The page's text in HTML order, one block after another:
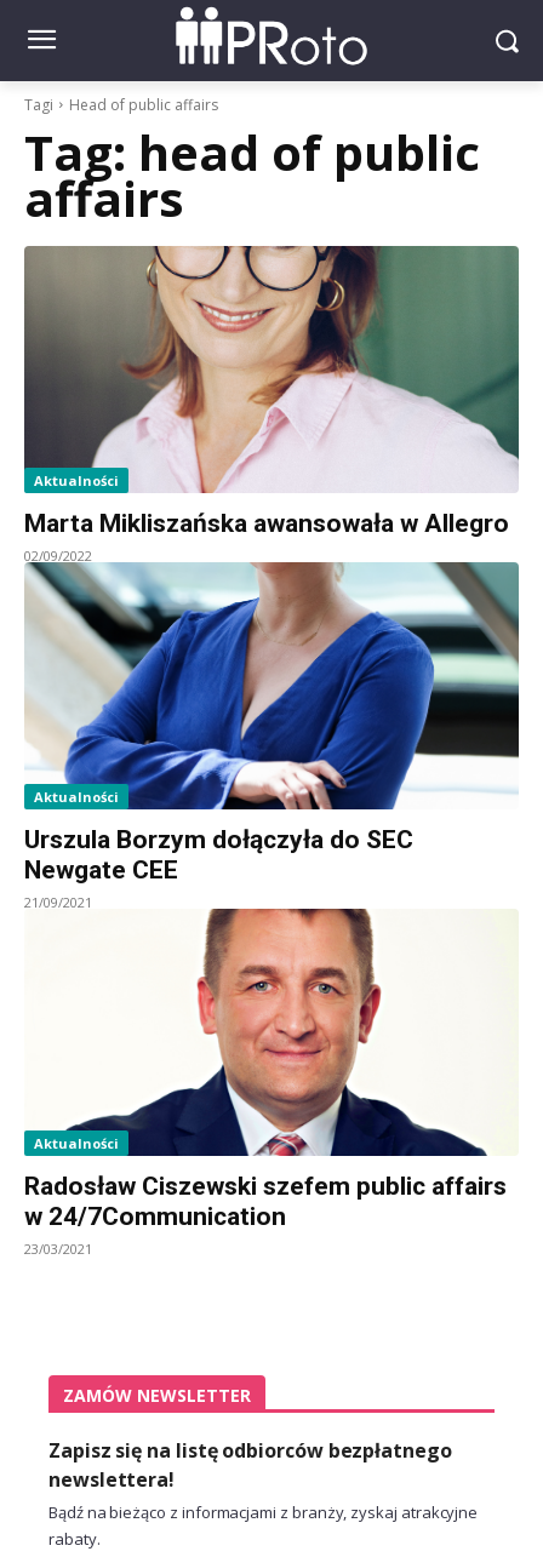
Tagi Head of public affairs
Tag: head of public
affairs
Aktualności
Marta Mikliszańska awansowała w Allegro
02/09/2022
Aktualności
Urszula Borzym dołączyła do SEC
Newgate CEE
21/09/2021
Aktualności
Radosław Ciszewski szefem public affairs
w 24/7Communication
23/03/2021
ZAMÓW NEWSLETTER
Zapisz się na listę odbiorców bezpłatnego
newslettera!
Bądź na bieżąco z informacjami z branży, zyskaj atrakcyjne
rabaty.